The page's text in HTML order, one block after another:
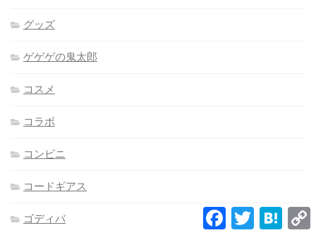
グッズ
ゲゲゲの鬼太郎
コスメ
コラボ
コンビニ
コードギアス
ゴディバ FacebookTwitter Hatena